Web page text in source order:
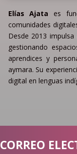
Elías Ajata es
comunidades
Desde 2013
gestionando
aprendices y
aymara. Su
digital en lenguas
CORREO